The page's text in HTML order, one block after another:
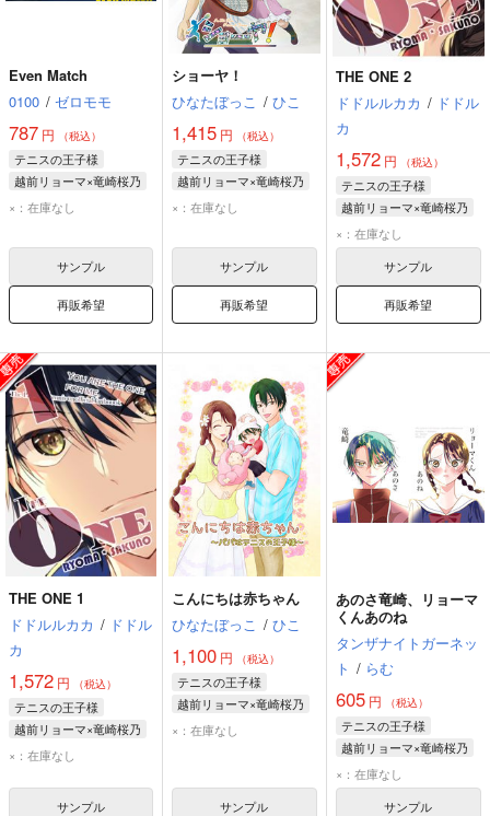
Even Match
0100 / ゼロモモ
787 円 （税込）
テニスの王子様
越前リョーマ×竜崎桜乃
越前リョーマ
×：在庫なし
サンプル
再販希望
ショーヤ！
ひなたぼっこ / ひこ
1,415 円 （税込）
テニスの王子様
越前リョーマ×竜崎桜乃
越前リョーマ
×：在庫なし
サンプル
再販希望
THE ONE 2
ドドルルカカ / ドドル
カ
1,572円 （税込）
テニスの王子様
越前リョーマ×竜崎桜乃
越前リョーマ
竜崎桜乃
×：在庫なし
サンプル
再販希望
THE ONE 1
ドドルルカカ / ドドル
カ
1,572 円 （税込）
テニスの王子様
越前リョーマ×竜崎桜乃
越前リョーマ
×：在庫なし
サンプル
こんにちは赤ちゃん
ひなたぼっこ / ひこ
1,100 円 （税込）
テニスの王子様
越前リョーマ×竜崎桜乃
越前リョーマ
×：在庫なし
サンプル
あのさ竜崎、リョーマ
くんあのね
タンザナイトガーネッ
ト / らむ
605円 （税込）
テニスの王子様
越前リョーマ×竜崎桜乃
越前リョーマ
竜崎桜乃
×：在庫なし
サンプル